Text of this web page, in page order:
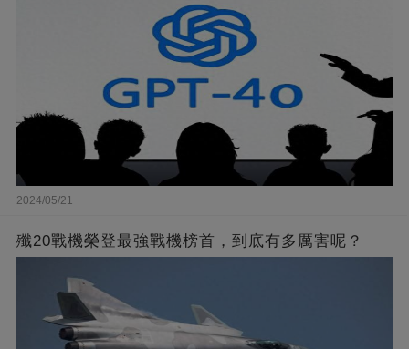
2024/05/21
殲20戰機榮登最強戰機榜首，到底有多厲害呢？